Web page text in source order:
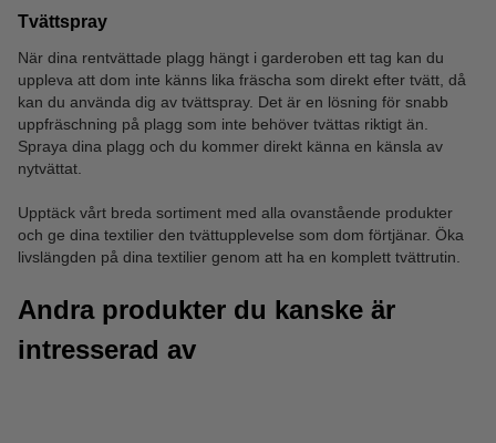
Tvättspray
När dina rentvättade plagg hängt i garderoben ett tag kan du
uppleva att dom inte känns lika fräscha som direkt efter tvätt, då
kan du använda dig av tvättspray. Det är en lösning för snabb
uppfräschning på plagg som inte behöver tvättas riktigt än.
Spraya dina plagg och du kommer direkt känna en känsla av
nytvättat.
Upptäck vårt breda sortiment med alla ovanstående produkter
och ge dina textilier den tvättupplevelse som dom förtjänar. Öka
livslängden på dina textilier genom att ha en komplett tvättrutin.
Andra produkter du kanske är
intresserad av